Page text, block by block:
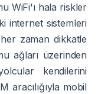
WiFi'ı hala riskler
internet sistemleri
zaman dikkatle
ağları üzerinden
kendilerini
aracılığıyla mobil